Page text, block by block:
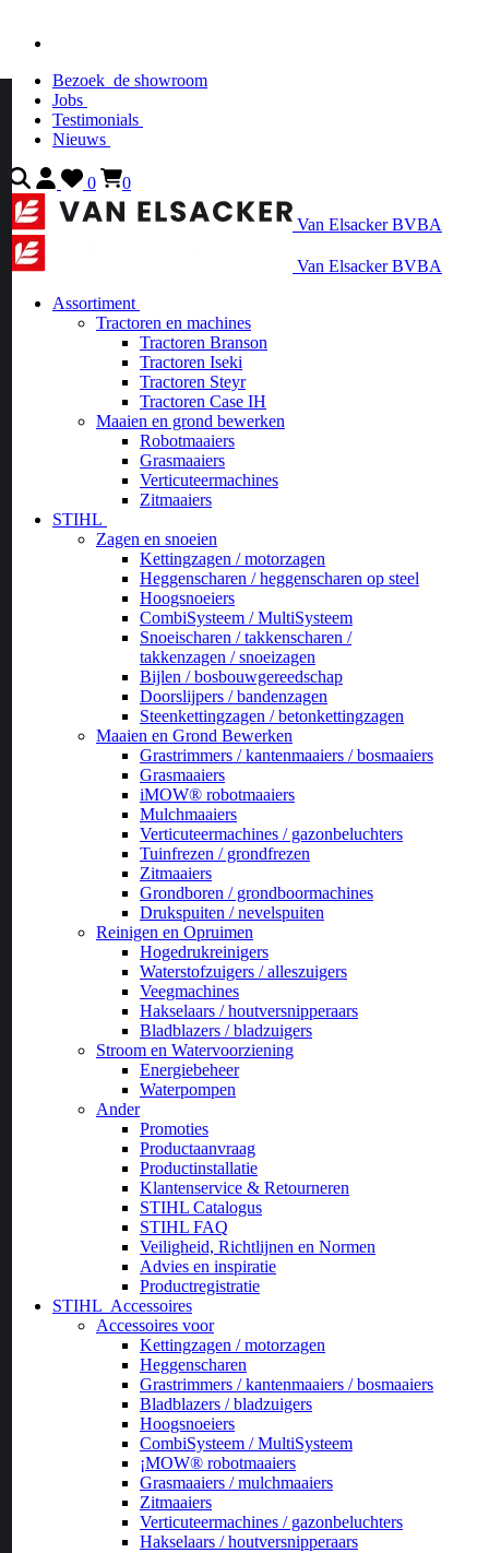
Bezoek de showroom
Jobs
Testimonials
Nieuws
0 0
Van Elsacker BVBA
Van Elsacker BVBA
Assortiment
Tractoren en machines
Tractoren Branson
Tractoren Iseki
Tractoren Steyr
Tractoren Case IH
Maaien en grond bewerken
Robotmaaiers
Grasmaaiers
Verticuteermachines
Zitmaaiers
STIHL
Zagen en snoeien
Kettingzagen / motorzagen
Heggenscharen / heggenscharen op steel
Hoogsnoeiers
CombiSysteem / MultiSysteem
Snoeischaren / takkenscharen /
takkenzagen / snoeizagen
Bijlen / bosbouwgereedschap
Doorslijpers / bandenzagen
Steenkettingzagen / betonkettingzagen
Maaien en Grond Bewerken
Grastrimmers / kantenmaaiers / bosmaaiers
Grasmaaiers
iMOW® robotmaaiers
Mulchmaaiers
Verticuteermachines / gazonbeluchters
Tuinfrezen / grondfrezen
Zitmaaiers
Grondboren / grondboormachines
Drukspuiten / nevelspuiten
Reinigen en Opruimen
Hogedrukreinigers
Waterstofzuigers / alleszuigers
Veegmachines
Hakselaars / houtversnipperaars
Bladblazers / bladzuigers
Stroom en Watervoorziening
Energiebeheer
Waterpompen
Ander
Promoties
Productaanvraag
Productinstallatie
Klantenservice & Retourneren
STIHL Catalogus
STIHL FAQ
Veiligheid, Richtlijnen en Normen
Advies en inspiratie
Productregistratie
STIHL Accessoires
Accessoires voor
Kettingzagen / motorzagen
Heggenscharen
Grastrimmers / kantenmaaiers / bosmaaiers
Bladblazers / bladzuigers
Hoogsnoeiers
CombiSysteem / MultiSysteem
¡MOW® robotmaaiers
Grasmaaiers / mulchmaaiers
Zitmaaiers
Verticuteermachines / gazonbeluchters
Hakselaars / houtversnipperaars